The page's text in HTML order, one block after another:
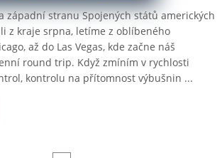
západní stranu Spojených států amerických
z kraje srpna, letíme z oblíbeného
až do Las Vegas, kde začne náš
round trip. Když zmíním v rychlosti
kontrolu na přítomnost výbušnin ...